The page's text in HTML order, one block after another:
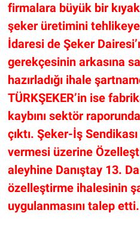
firmalara büyük bir
şeker üretimini
İdaresi de Şeker
gerekçesinin arkasına
hazırladığı ihale
TÜRKŞEKER’in ise
kaybını sektör
çıktı. Şeker-İş
vermesi üzerine
aleyhine Danıştay 13.
özelleştirme ihalesinin
uygulanmasını talep etti.